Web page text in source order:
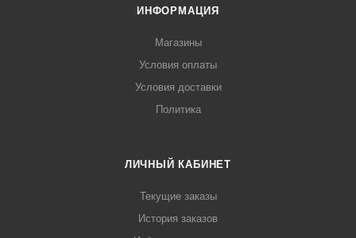
ИНФОРМАЦИЯ
Магазины
Условия оплаты
Условия доставки
Политика
ЛИЧНЫЙ КАБИНЕТ
Текущие заказы
История заказов